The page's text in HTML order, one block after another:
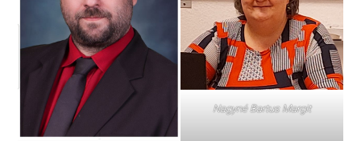
Nagyné Bartus Margit